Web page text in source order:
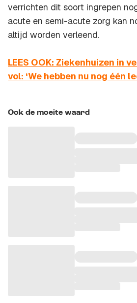
verrichten dit soort ingrepen
acute en semi-acute zorg kan
altijd worden verleend.
LEES OOK: Ziekenhuizen in
vol: ‘We hebben nu nog één
Ook de moeite waard